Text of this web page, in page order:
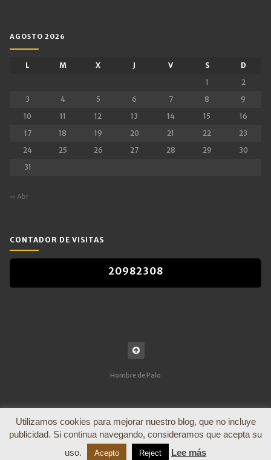
AGOSTO 2026
L M X J V S
D
1
2
3
4 5 6 7 8
9
10
11 12 13 14 15
16
17
18 19 20 21 22
23
24
25 26 27 28 29
30
31
« Abr
CONTADOR DE VISITAS
20982308
Hombre de Palo
Utilizamos cookies para mejorar nuestro blog, que no incluye
publicidad. Si continua navegando, consideramos que acepta su
uso.
Acepto Reject Lee más